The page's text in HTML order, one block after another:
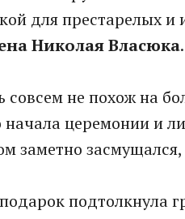
для престарелых и
Николая Власюка.
не похож на
начала церемонии и
заметно
подтолкнула